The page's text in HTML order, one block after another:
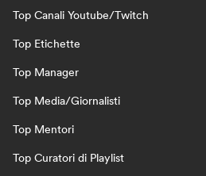
Top Canali Youtube/Twitch
Top Etichette
Top Manager
Top Media/Giornalisti
Top Mentori
Top Curatori di Playlist